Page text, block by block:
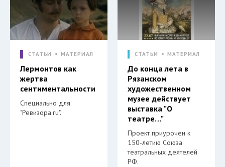
СТАТЬИ МАТЕРИАЛ
Лермонтов как
жертва
сентиментальности
Специально для
"Ревизора.ru".
СТАТЬИ МАТЕРИАЛ
До конца лета в
Рязанском
художественном
музее действует
выставка "О
театре…"
Проект приурочен к
150-летию Союза
театральных деятелей
РФ.